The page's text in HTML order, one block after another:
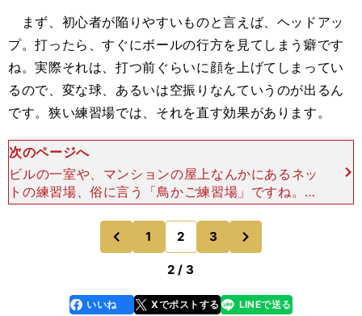
まず、初心者が陥りやすいものと言えば、ヘッドアッ
プ。打ったら、すぐにボールの行方を見てしまう癖です
ね。実際それは、打つ前ぐらいに顔を上げてしまってい
るので、変な球、あるいは空振りなんていうのが出るん
です。狭い練習場では、それを直す効果があります。
次のページへ
ビルの一室や、マンションの屋上なんかにあるネッ
トの練習場、俗に言う「鳥かご練習場」ですね。あ
そこでは、ヘッドアップしません。だって、顔を上
げても、遠くに飛ぶボールは見えないんですから。
ボールは目の前の
前
のページへ
1 2 3
2 / 3
faceboo
k
いいね Xでポストする
line LINEで送る